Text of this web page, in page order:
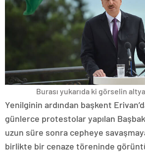
Burası yukarıda ki görselin
Yenilginin ardından başkent
günlerce protestolar yapılan
uzun süre sonra cepheye
birlikte bir cenaze töreninde